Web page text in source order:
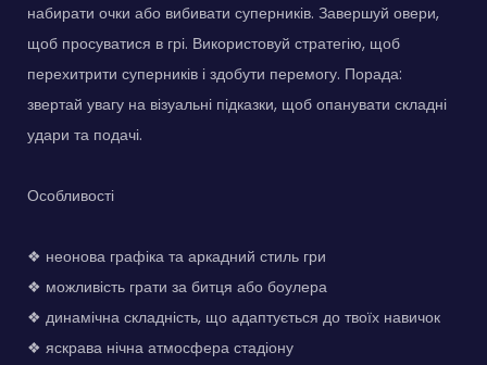
набирати очки або вибивати суперників. Завершуй овери,
щоб просуватися в грі. Використовуй стратегію, щоб
перехитрити суперників і здобути перемогу. Порада:
звертай увагу на візуальні підказки, щоб опанувати складні
удари та подачі.
Особливості
❖ неонова графіка та аркадний стиль гри
❖ можливість грати за битця або боулера
❖ динамічна складність, що адаптується до твоїх навичок
❖ яскрава нічна атмосфера стадіону